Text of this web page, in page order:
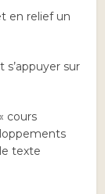
en relief un
sur
cours
texte